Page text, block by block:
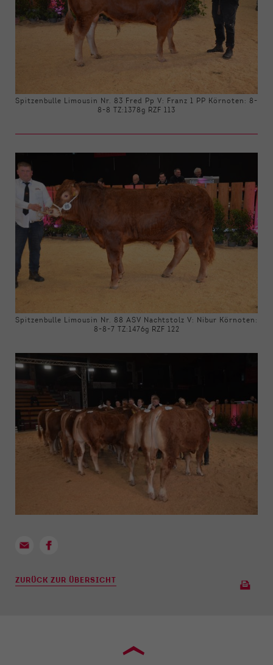
Spitzenbulle Limousin Nr. 83 Fred Pp V: Franz 1 PP Körnoten: 8-
8-8 TZ:1378g RZF 113
Spitzenbulle Limousin Nr. 88 ASV Nachtstolz V: Nibur Körnoten:
8-8-7 TZ:1476g RZF 122
ZURÜCK ZUR ÜBERSICHT
›